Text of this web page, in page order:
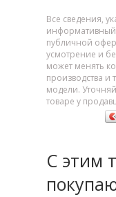
Все сведения,
информативный
публичной
усмотрение и
может менять
производства и
модели.
товаре у
С этим